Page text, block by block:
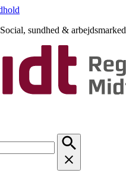
sundhed & arbejdsmarked